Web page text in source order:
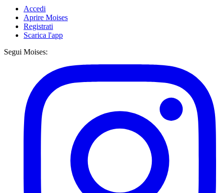
Accedi
Aprire Moises
Registrati
Scarica l'app
Segui Moises: